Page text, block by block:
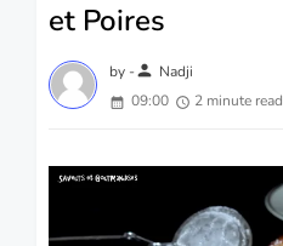
et Poires
by -person Nadji
09:00
2 minute read